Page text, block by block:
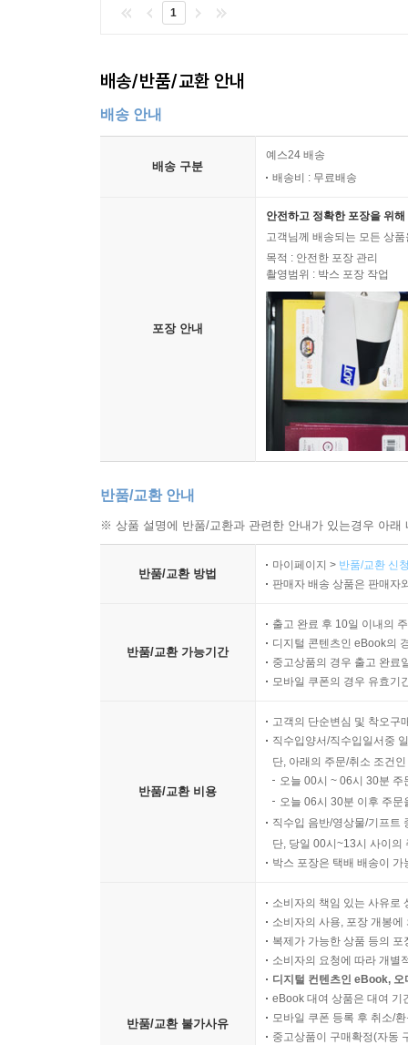
1
배송/반품/교환 안내
배송 안내
배송 구분
예스24 배송
배송비 : 무료배송
포장 안내
안전하고 정확한 포장을 위
고객님께 배송되는 모든 상
목적 : 안전한 포장 관리
촬영범위 : 박스 포장 작업
반품/교환 안내
※ 상품 설명에 반품/교환과 관련한 안내가 있는경우 아
반품/교환 방법
마이페이지 > 반품/교환 신
판매자 배송 상품은 판매자
반품/교환 가능기간
출고 완료 후 10일 이내의
디지털 콘텐츠인 eBook의
중고상품의 경우 출고 완료
모바일 쿠폰의 경우 유효기
반품/교환 비용
고객의 단순변심 및 착오구
직수입양서/직수입일서중
단, 아래의 주문/취소 조건
오늘 00시 ~ 06시 30분
오늘 06시 30분 이후 주
직수입 음반/영상물/기프트
단, 당일 00시~13시 사이의
박스 포장은 택배 배송이
반품/교환 불가사유
소비자의 책임 있는 사유로
소비자의 사용, 포장 개봉
복제가 가능한 상품 등의
소비자의 요청에 따라 개별
디지털 컨텐츠인 eBook,
eBook 대여 상품은 대여 기
모바일 쿠폰 등록 후 취소/
중고상품이 구매확정(자동